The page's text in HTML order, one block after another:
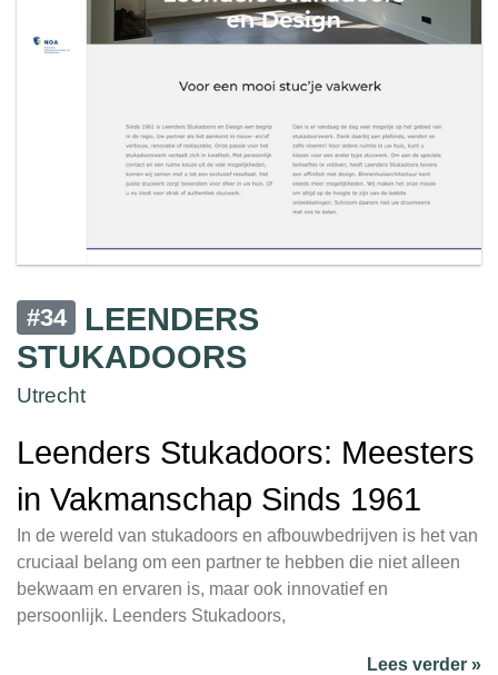
#34
LEENDERS
STUKADOORS
Utrecht
Leenders Stukadoors: Meesters
in Vakmanschap Sinds 1961
In de wereld van stukadoors en afbouwbedrijven is het van
cruciaal belang om een partner te hebben die niet alleen
bekwaam en ervaren is, maar ook innovatief en
persoonlijk. Leenders Stukadoors,
Lees verder »